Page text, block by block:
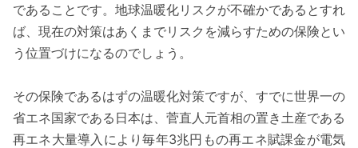
であることです。地球温暖化リスクが不確かであるとすれ
ば、現在の対策はあくまでリスクを減らすための保険とい
う位置づけになるのでしょう。
その保険であるはずの温暖化対策ですが、すでに世界一の
省エネ国家である日本は、菅直人元首相の置き土産である
再エネ大量導入により毎年3兆円もの再エネ賦課金が電気